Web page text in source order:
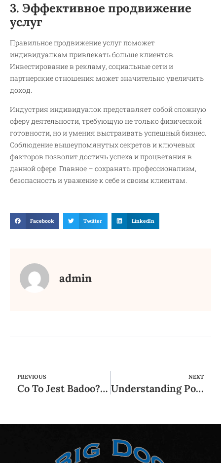
3. Эффективное продвижение
услуг
Правильное продвижение услуг поможет
индивидуалкам привлекать больше клиентов.
Инвестирование в рекламу, социальные сети и
партнерские отношения может значительно увеличить
доход.
Индустрия индивидуалок представляет собой сложную
сферу деятельности, требующую не только физической
готовности, но и умения выстраивать успешный бизнес.
Соблюдение вышеупомянутых секретов и ключевых
факторов позволит достичь успеха и процветания в
данной сфере. Главное – сохранять профессионализм,
безопасность и уважение к себе и своим клиентам.
Facebook Twitter LinkedIn
admin
PREVIOUS
Co To Jest Badoo? Czy Można Usunąć Konto?
NEXT
Understanding Possible Side Effects